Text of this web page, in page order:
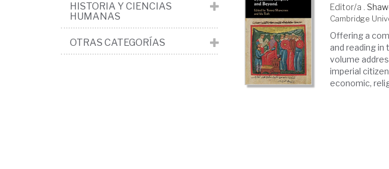
Editor/a .
Cambridge
Offering a
and reading in
volume
imperial
economic,
HISTORIA Y CIENCIAS
HUMANAS
OTRAS CATEGORÍAS